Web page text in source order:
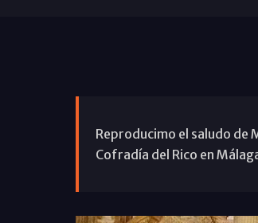
Reproducimo el saludo de
Cofradía del Rico en